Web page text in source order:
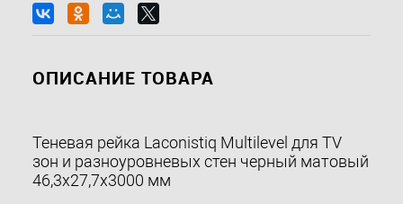
ОПИСАНИЕ ТОВАРА
Теневая рейка Laconistiq Multilevel для TV
зон и разноуровневых стен черный матовый
46,3х27,7х3000 мм